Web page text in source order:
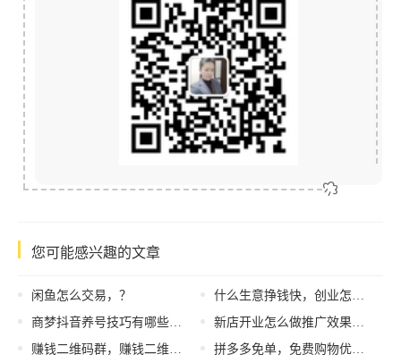
您可能感兴趣的文章
闲鱼怎么交易，？
商梦抖音养号技巧有哪些？为什么抖音养号之后投不了DOU+?
赚钱二维码群，赚钱二维码群聊怎么弄？
什么生意挣钱快，创业怎么挣钱？
新店开业怎么做推广效果好新开一家内衣店怎样寻找客户，拼多多新店开业怎么做推广效果好？
拼多多免单，免费购物优惠？